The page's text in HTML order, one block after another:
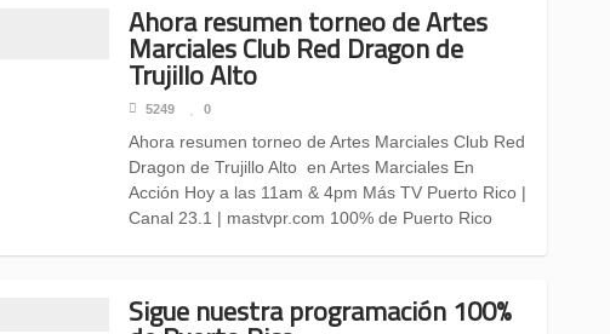
Ahora resumen torneo de Artes
Marciales Club Red Dragon de
Trujillo Alto
5249 0
Ahora resumen torneo de Artes Marciales Club Red
Dragon de Trujillo Alto en Artes Marciales En
Acción Hoy a las 11am & 4pm Más TV Puerto Rico |
Canal 23.1 | mastvpr.com 100% de Puerto Rico
Sigue nuestra programación 100%